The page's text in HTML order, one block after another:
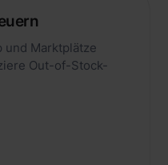
und Marktplätze
Out-of-Stock-